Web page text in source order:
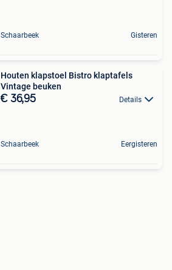
Schaarbeek Gisteren
Houten klapstoel Bistro klaptafels
Vintage beuken
€ 36,95 Details
Schaarbeek Eergisteren